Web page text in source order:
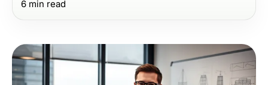
6 min read